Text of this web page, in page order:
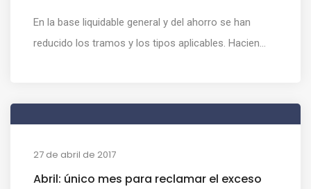
En la base liquidable general y del ahorro se han
reducido los tramos y los tipos aplicables. Hacien...
27 de abril de 2017
Abril: único mes para reclamar el exceso